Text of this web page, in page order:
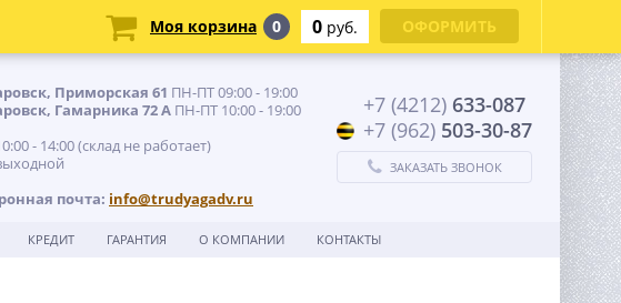
Приморская 61 ПН-ПТ 09:00 - 19:00
Гамарника 72 А ПН-ПТ 10:00 - 19:00
- 14:00 (склад не работает)
почта: info@trudyagadv.ru
+7 (4212) 633-087
+7 (962) 503-30-87
ЗАКАЗАТЬ ЗВОНОК
КРЕДИТ ГАРАНТИЯ О КОМПАНИИ КОНТАКТЫ
Моя корзина 0 0 руб. ОФОРМИТЬ